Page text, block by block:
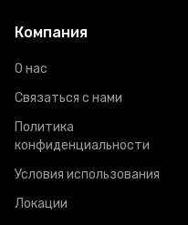
Компания
О нас
Связаться с нами
Политика
конфиденциальности
Условия использования
Локации